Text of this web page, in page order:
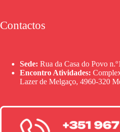
Contactos
Sede: Rua da Casa do Povo
Encontro Atividades:
Lazer de Melgaço, 4960-320